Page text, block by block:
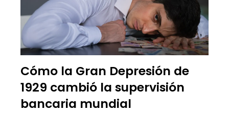
Cómo la Gran Depresión de
1929 cambió la supervisión
bancaria mundial